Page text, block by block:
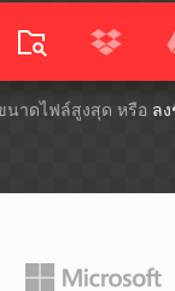
นาดไฟล์สูงสุด หรือ ล